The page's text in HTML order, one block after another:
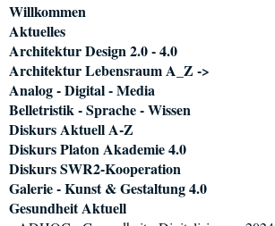
Navigation
überspringen
Willkommen
Aktuelles
Architektur Design 2.0 - 4.0
Architektur Lebensraum A_Z ->
Analog - Digital - Media
Belletristik - Sprache - Wissen
Diskurs Aktuell A-Z
Diskurs Platon Akademie 4.0
Diskurs SWR2-Kooperation
Galerie - Kunst & Gestaltung 4.0
Gesundheit Aktuell